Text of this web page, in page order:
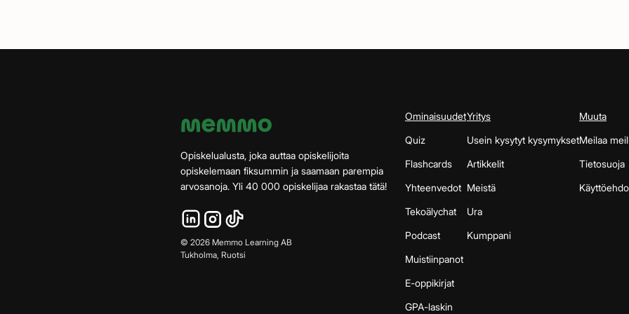
Opiskelualusta, joka auttaa opiskelijoita
opiskelemaan fiksummin ja saamaan parempia
arvosanoja. Yli 40 000 opiskelijaa rakastaa tätä!
© 2026 Memmo Learning AB
Tukholma, Ruotsi
Ominaisuudet
Quiz
Flashcards
Yhteenvedot
Tekoälychat
Podcast
Muistiinpanot
E-oppikirjat
GPA-laskin
Yritys
Usein kysytyt kysymykset
Artikkelit
Meistä
Ura
Kumppani
Muuta
Meilaa
Tietosuoja